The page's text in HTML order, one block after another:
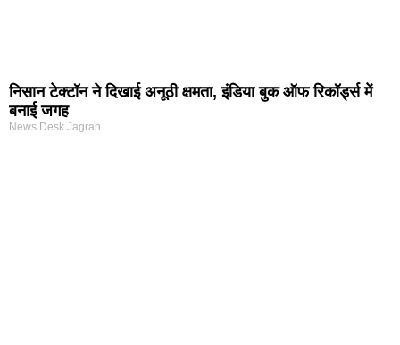
निसान टेक्टॉन ने दिखाई अनूठी क्षमता, इंडिया बुक ऑफ रिकॉर्ड्स में
बनाई जगह
News Desk Jagran